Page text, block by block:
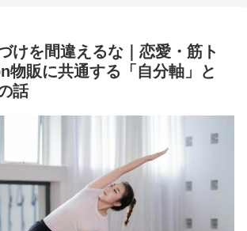
けを間違えるな｜恋愛・筋ト
物販に共通する「自分軸」と
話